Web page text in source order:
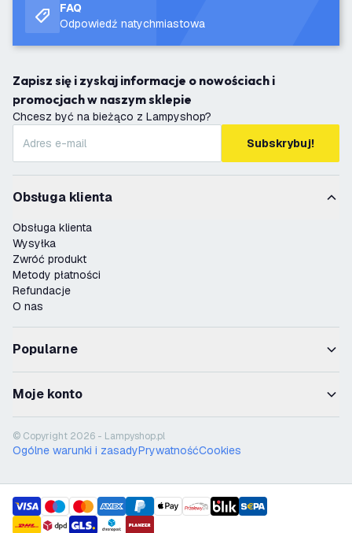
FAQ
Odpowiedź natychmiastowa
Zapisz się i zyskaj informacje o nowościach i
promocjach w naszym sklepie
Chcesz być na bieżąco z Lampyshop?
Subskrybuj!
Obsługa klienta
Obsługa klienta
Wysyłka
Zwróć produkt
Metody płatności
Refundacje
O nas
Popularne
Moje konto
© Copyright 2026 - Lampyshop.pl
Ogólne warunki i zasadyPrywatnośćCookies
payment methods